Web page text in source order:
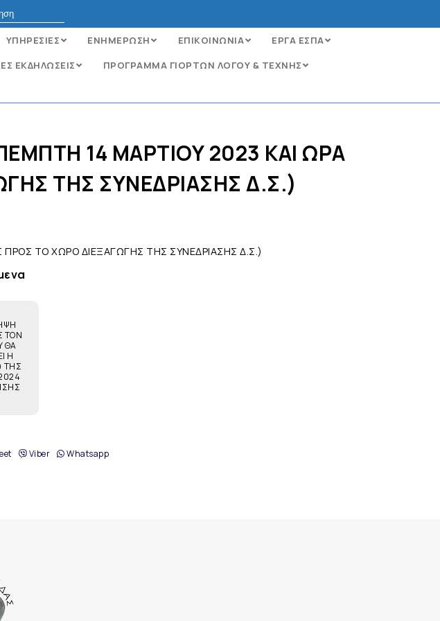
ΥΠΗΡΕΣΙΕΣ ΕΝΗΜΕΡΩΣΗ ΕΠΙΚΟΙΝΩΝΙΑ
ΕΡΓΑ ΕΣΠΑ
ΕΚΔΗΛΩΣΕΙΣ
ΠΡΟΓΡΑΜΜΑ ΓΙΟΡΤΩΝ ΛΟΓΟΥ & ΤΕΧΝΗΣ
14 ΜΑΡΤΙΟΥ 2023 ΚΑΙ ΩΡΑ
ΤΗΣ ΣΥΝΕΔΡΙΑΣΗΣ Δ.Σ.)
ΤΟ ΧΩΡΟ ΔΙΕΞΑΓΩΓΗΣ ΤΗΣ ΣΥΝΕΔΡΙΑΣΗΣ Δ.Σ.)
ΤΟΝ
ΘΑ
Η
ΤΗΣ
Viber Whatsapp